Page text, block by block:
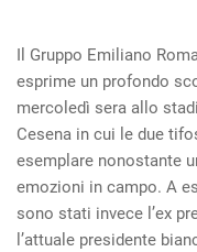
Il Gruppo Emiliano
esprime un profondo
mercoledì sera allo
Cesena in cui le due
esemplare nonostante
emozioni in campo. A
sono stati invece l’ex
l’attuale presidente